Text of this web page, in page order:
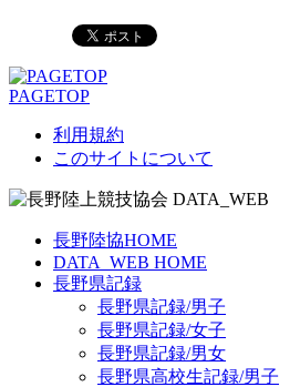
PAGETOP
利用規約
このサイトについて
長野陸協HOME
DATA_WEB HOME
長野県記録
長野県記録/男子
長野県記録/女子
長野県記録/男女
長野県高校生記録/男子